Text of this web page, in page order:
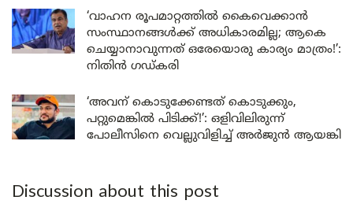
‘വാഹന രൂപമാറ്റത്തിൽ കൈവെക്കാൻ
സംസ്ഥാനങ്ങൾക്ക് അധികാരമില്ല; ആകെ
ചെയ്യാനാവുന്നത് ഒരേയൊരു കാര്യം മാത്രം!’:
നിതിൻ ഗഡ്കരി
‘അവന് കൊടുക്കേണ്ടത് കൊടുക്കും,
പറ്റുമെങ്കിൽ പിടിക്ക്!’: ഒളിവിലിരുന്ന്
പോലീസിനെ വെല്ലുവിളിച്ച് അർജുൻ ആയങ്കി
Discussion about this post